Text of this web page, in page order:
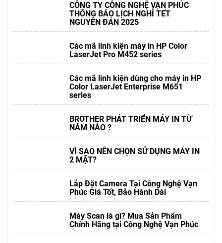
CÔNG TY CÔNG NGHỆ VẠN PHÚC
THÔNG BÁO LỊCH NGHỈ TẾT
NGUYÊN ĐÁN 2025
Các mã linh kiện máy in HP Color
LaserJet Pro M452 series
Các mã linh kiện dùng cho máy in HP
Color LaserJet Enterprise M651
series
BROTHER PHÁT TRIỂN MÁY IN TỪ
NĂM NÀO ?
VÌ SAO NÊN CHỌN SỬ DỤNG MÁY IN
2 MẶT?
Lắp Đặt Camera Tại Công Nghệ Vạn
Phúc Giá Tốt, Bảo Hành Dài
Máy Scan là gì? Mua Sản Phẩm
Chính Hãng tại Công Nghệ Vạn Phúc